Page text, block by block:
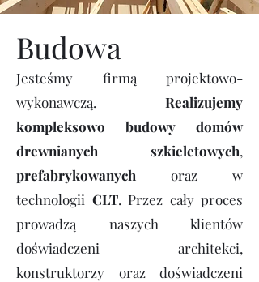
Budowa
Jesteśmy firmą projektowo-
wykonawczą. Realizujemy
kompleksowo budowy domów
drewnianych szkieletowych,
prefabrykowanych oraz w
technologii CLT. Przez cały proces
prowadzą naszych klientów
doświadczeni architekci,
konstruktorzy oraz doświadczeni